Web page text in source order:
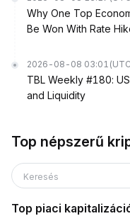
Why One Top
Be Won With Rate
2026-08-08 03:01
TBL Weekly #180:
and Liquidity
Top népszerű
Keresés
Top piaci